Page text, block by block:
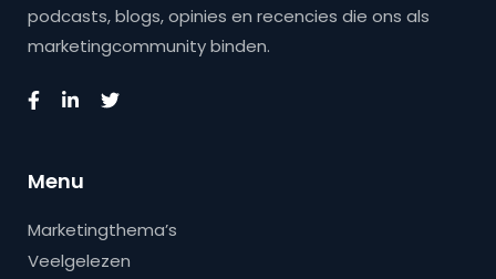
podcasts, blogs, opinies en recencies die ons als
marketingcommunity binden.
Menu
Marketingthema’s
Veelgelezen